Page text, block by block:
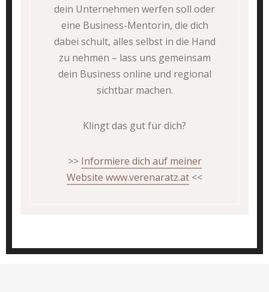
dein Unternehmen werfen soll oder
eine Business-Mentorin, die dich
dabei schult, alles selbst in die Hand
zu nehmen – lass uns gemeinsam
dein Business online und regional
sichtbar machen.
Klingt das gut für dich?
>> Informiere dich auf meiner
Website www.verenaratz.at <<